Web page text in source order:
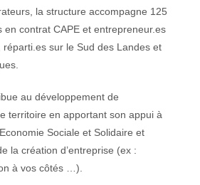
la structure accompagne 125
en contrat CAPE et entrepreneur.es
réparti.es sur le Sud des Landes et
au développement de
territoire en apportant son appui à
Sociale et Solidaire et
la création d’entreprise (ex :
à vos côtés …).